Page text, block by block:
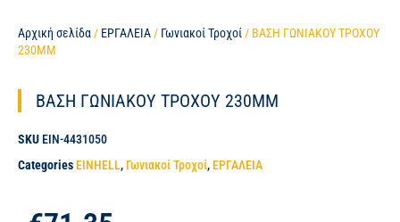
Αρχική σελίδα / ΕΡΓΑΛΕΙΑ / Γωνιακοί Τροχοί / ΒΑΣΗ ΓΩΝΙΑΚΟΥ ΤΡΟΧΟΥ
230MM
ΒΑΣΗ ΓΩΝΙΑΚΟΥ ΤΡΟΧΟΥ 230MM
SKU EIN-4431050
Categories EINHELL, Γωνιακοί Τροχοί, ΕΡΓΑΛΕΙΑ